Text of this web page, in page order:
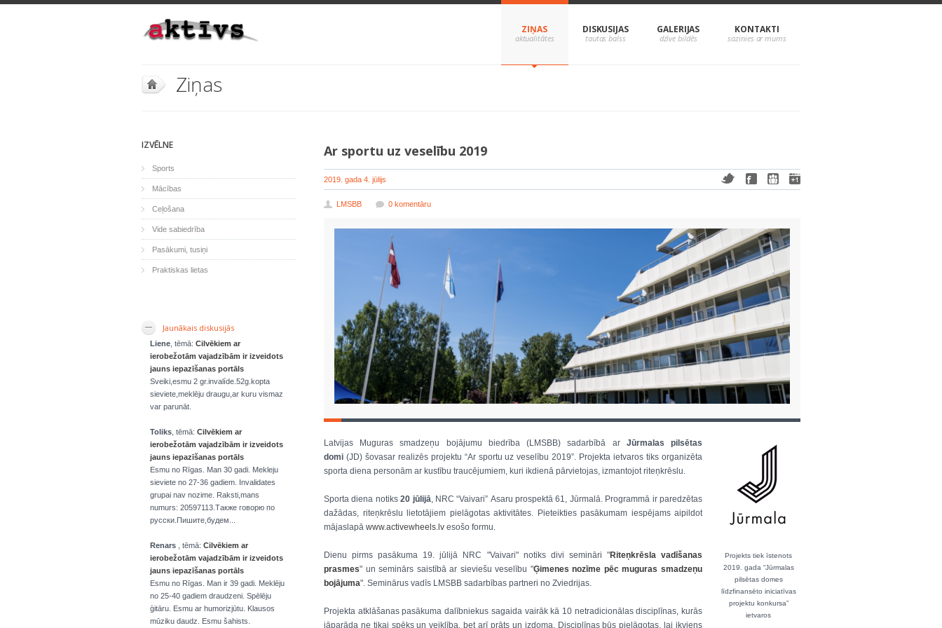
ZIŅAS DISKUSIJAS GALERIJAS KONTAKTI
Ziņas
Ar sportu uz veselību 2019
2019. gada 4. jūlijs
LMSBB 0 komentāru
Projekts tiek īstenots
2019. gada “Jūrmalas
pilsētas domes
līdzfinansēto iniciatīvas
projektu konkursa”
ietvaros
Latvijas Muguras smadzeņu bojājumu biedrība (LMSBB) sadarbībā ar Jūrmalas pilsētas
domi (JD) šovasar realizēs projektu “Ar sportu uz veselību 2019”. Projekta ietvaros tiks organizēta
sporta diena personām ar kustību traucējumiem, kuri ikdienā pārvietojas, izmantojot riteņkrēslu.
Sporta diena notiks20 jūlijā, NRC “Vaivari” Asaru prospektā 61, Jūrmalā. Programmā ir paredzētas
dažādas, riteņkrēslu lietotājiem pielāgotas aktivitātes. Pieteikties pasākumam iespējams aipildot
mājaslapā www.activewheels.lv esošo formu.
Dienu pirms pasākuma 19. jūlijā NRC "Vaivari" notiks divi semināri "Riteņkrēsla vadīšanas
prasmes" un seminārs saistībā ar sieviešu veselību "Ģimenes nozīme pēc muguras smadzeņu
bojājuma". Seminārus vadīs LMSBB sadarbības partneri no Zviedrijas.
Projekta atklāšanas pasākuma dalībniekus sagaida vairāk kā 10 netradicionālas disciplīnas, kurās
jāparāda ne tikai spēks un veiklība, bet arī prāts un izdoma. Disciplīnas būs pielāgotas, lai ikviens
IZVĒLNE
Sports
Mācības
Ceļošana
Vide sabiedrība
Pasākumi, tusiņi
Praktiskas lietas
Jaunākais diskusijās
Liene , tēmā: Cilvēkiem ar
ierobežotām vajadzībām ir izveidots
jauns iepazīšanas portāls
Sveiki,esmu 2 gr.invalíde.52g.kopta
sieviete,meklēju draugu,ar kuru vismaz
var parunāt.
Toliks , tēmā: Cilvēkiem ar
ierobežotām vajadzībām ir izveidots
jauns iepazīšanas portāls
Esmu no Rīgas. Man 30 gadi. Mekleju
sieviete no 27-36 gadiem. Invalidates
grupai nav nozime. Raksti,mans
numurs: 20597113.Также говорю по
русски.Пишите,будем...
Renars , tēmā: Cilvēkiem ar
ierobežotām vajadzībām ir izveidots
jauns iepazīšanas portāls
Esmu no Rīgas. Man ir 39 gadi. Meklēju
no 25-40 gadiem draudzeni. Spēlēju
ģitāru. Esmu ar humorizjūtu. Klausos
mūziku daudz. Esmu šahists.